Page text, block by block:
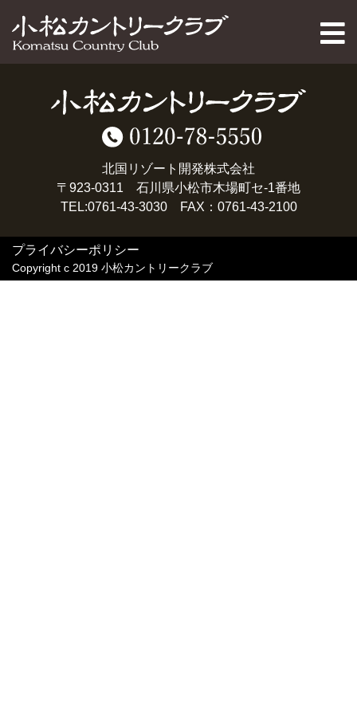
PAGE TOP
北国リゾート開発株式会社
〒923-0311 石川県小松市木場町セ-1番地
TEL:0761-43-3030 FAX：0761-43-2100
プライバシーポリシー
Copyright c 2019 小松カントリークラブ